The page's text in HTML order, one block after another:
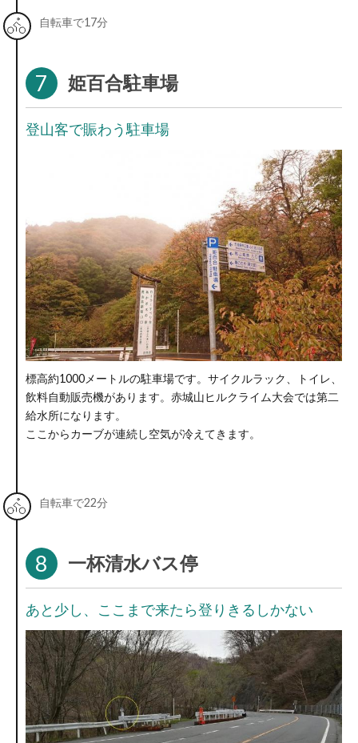
自転車で17分
7 姫百合駐車場
登山客で賑わう駐車場
標高約1000メートルの駐車場です。サイクルラック、トイレ、
飲料自動販売機があります。赤城山ヒルクライム大会では第二
給水所になります。
ここからカーブが連続し空気が冷えてきます。
自転車で22分
8 一杯清水バス停
あと少し、ここまで来たら登りきるしかない